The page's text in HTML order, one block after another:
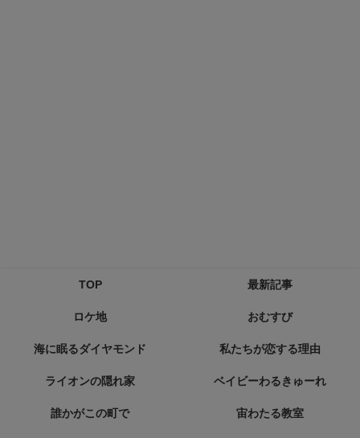
TOP 最新記事
ロケ地 おむすび
海に眠るダイヤモンド 私たちが恋する理由
ライオンの隠れ家 ベイビーわるきゅーれ
誰かがこの町で 宙わたる教室